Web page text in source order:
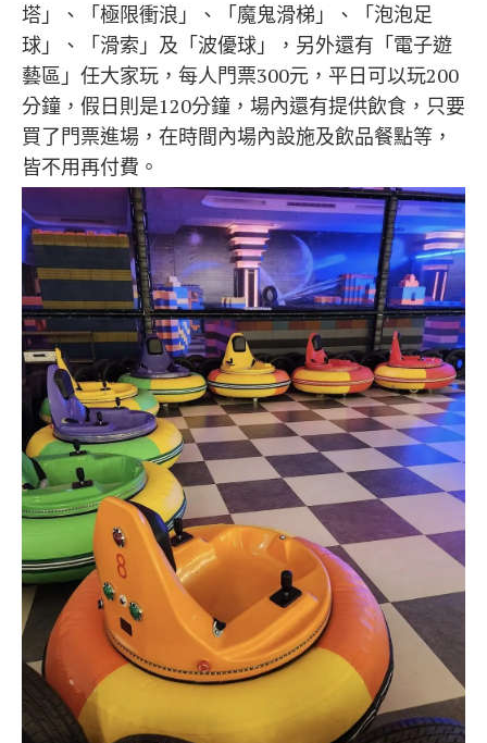
塔 」 、 「極限衝浪 」 、 「魔鬼滑梯 」 、 「泡泡足
球 」 、 「滑索 」及「波優球 」，另外還有「電子遊
藝區」任大家玩，每人門票300元，平日可以玩200
分鐘，假日則是120分鐘，場內還有提供飲食，只要
買了門票進場，在時間內場內設施及飲品餐點等，
皆不用再付費。